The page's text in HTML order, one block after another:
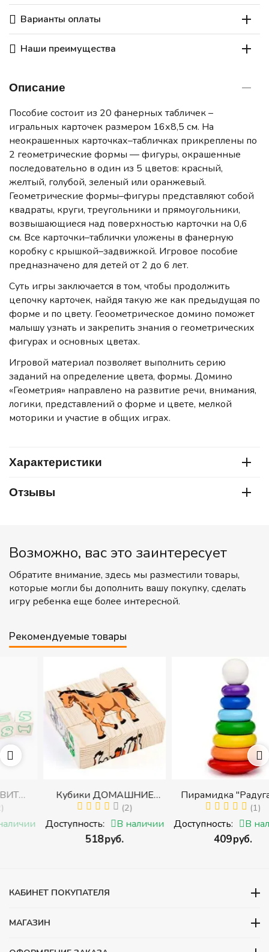
Варианты оплаты
Наши преимущества
Описание
Пособие состоит из 20 фанерных табличек –
игральных карточек размером 16х8,5 см. На
неокрашенных карточках–табличках прикреплены по
2 геометрические формы — фигуры, окрашенные
последовательно в один из 5 цветов: красный,
желтый, голубой, зеленый или оранжевый.
Геометрические формы–фигуры представляют собой
квадраты, круги, треугольники и прямоугольники,
возвышающиеся над поверхностью карточки на 0,6
см. Все карточки–таблички уложены в фанерную
коробку с крышкой–задвижкой. Игровое пособие
предназначено для детей от 2 до 6 лет.
Суть игры заключается в том, чтобы продолжить
цепочку карточек, найдя такую же как предыдущая по
форме и по цвету. Геоометрическое домино поможет
малышу узнать и закрепить знания о геометрических
фигурах и основных цветах.
Игровой материал позволяет выполнить серию
заданий на определение цвета, формы. Домино
«Геометрия» направлено на развитие речи, внимания,
логики, представлений о форме и цвете, мелкой
моторики и участие в общих играх.
Характеристики
Отзывы
Возможно, вас это заинтересует
Обратите внимание, здесь мы разместили товары,
которые могли бы дополнить вашу покупку, сделать
игру ребенка еще более интересной.
Рекомендуемые товары
Кубики ДОМАШНИЕ
ЖИВОТНЫЕ (Томик)
(Набор кубиков
разрезных (складных))
(2)
Доступность: В наличии
руб.
Пирамидка "Радуга" (8
деталей) (Пирамидка
среднего размера)
(1)
Доступность: В наличии
руб.
КАБИНЕТ ПОКУПАТЕЛЯ
МАГАЗИН